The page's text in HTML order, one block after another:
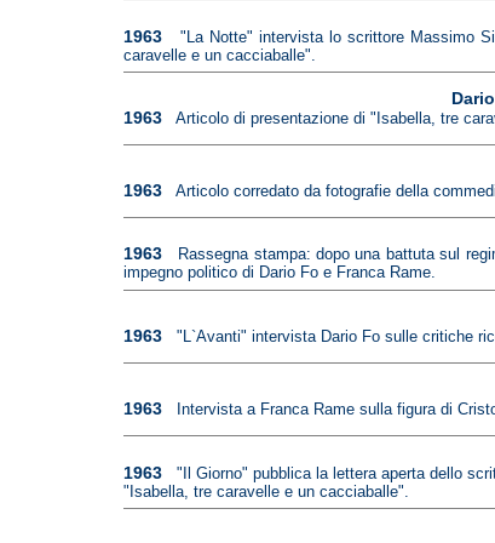
1963
"La Notte" intervista lo scrittore Massimo
caravelle e un cacciaballe".
1963
Articolo di presentazione di "Isabella, tre
1963
Articolo corredato da fotografie della
1963
Rassegna stampa: dopo una battuta sul
impegno politico di Dario Fo e Franca Rame.
1963
"L`Avanti" intervista Dario Fo sulle critiche
1963
Intervista a Franca Rame sulla figura di
1963
"Il Giorno" pubblica la lettera aperta dello
"Isabella, tre caravelle e un cacciaballe".